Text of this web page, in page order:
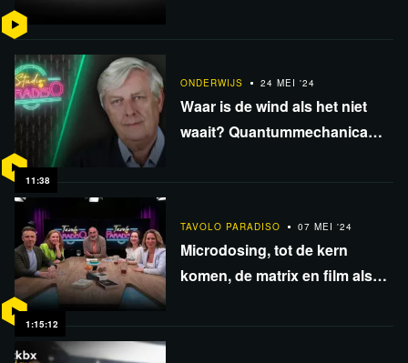
11:38
ONDERWIJS 24 MEI '24
Waar is de wind als het niet
waait? Quantummechanica
1:15:12
TAVOLO PARADISO 07 MEI '24
Microdosing, tot de kern
komen, de matrix en film als